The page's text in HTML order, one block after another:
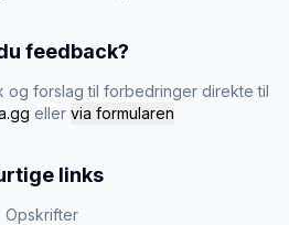
feedback?
og forslag til forbedringer direkte til
eller via formularen
links
Opskrifter